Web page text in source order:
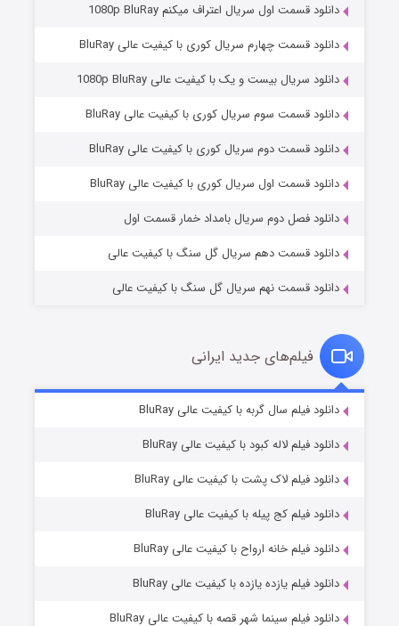
وستی ها
قسمت۱ (زیرنویس) منتشر شد
قسمت۶ (زیرنویس) منتشر شد
دانلود قسمت اول سریال اعتراف میکنم 1080p BluRay
دانلود قسمت چهارم سریال کوری با کیفیت عالی BluRay
دانلود سریال بیست و یک با کیفیت عالی 1080p BluRay
دانلود قسمت سوم سریال کوری با کیفیت عالی BluRay
دانلود قسمت دوم سریال کوری با کیفیت عالی BluRay
دانلود قسمت اول سریال کوری با کیفیت عالی BluRay
دانلود فصل دوم سریال بامداد خمار قسمت اول
دانلود قسمت دهم سریال گل سنگ با کیفیت عالی
دانلود قسمت نهم سریال گل سنگ با کیفیت عالی
فیلم‌های جدید ایرانی
دانلود فیلم سال گربه با کیفیت عالی BluRay
دانلود فیلم لاله کبود با کیفیت عالی BluRay
دانلود فیلم لاک پشت با کیفیت عالی BluRay
دانلود فیلم کج‌ پیله با کیفیت عالی BluRay
دانلود فیلم خانه ارواح با کیفیت عالی BluRay
دانلود فیلم یازده یازده با کیفیت عالی BluRay
دانلود فیلم سینما شهر قصه با کیفیت عالی BluRay